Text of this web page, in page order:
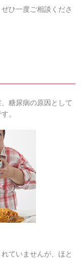
ひ一度ご相談くださ
糖尿病の原因として
。
ていませんが、ほと